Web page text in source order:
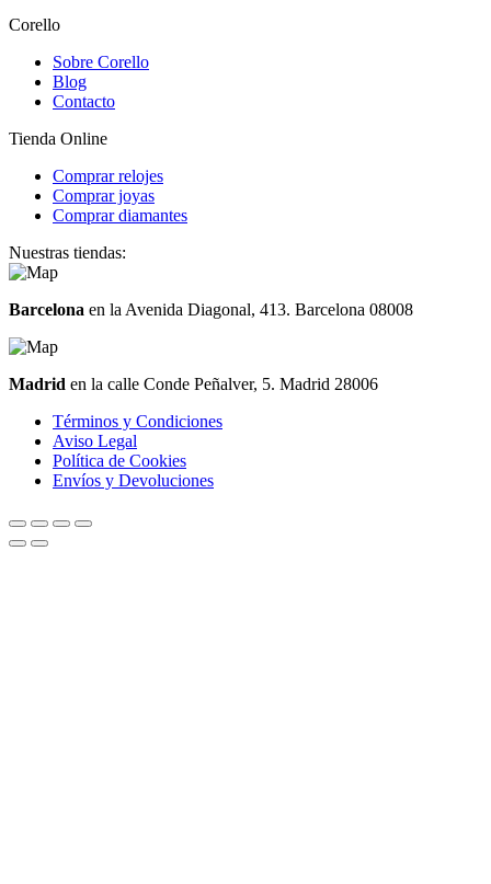
Corello
Sobre Corello
Blog
Contacto
Tienda Online
Comprar relojes
Comprar joyas
Comprar diamantes
Nuestras tiendas:
Barcelona en la Avenida Diagonal, 413. Barcelona 08008
Madrid en la calle Conde Peñalver, 5. Madrid 28006
Términos y Condiciones
Aviso Legal
Política de Cookies
Envíos y Devoluciones